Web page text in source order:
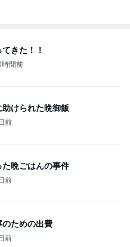
きた！！
時間前
けられた晩御飯
前
晩ごはんの事件
前
ための出費
前